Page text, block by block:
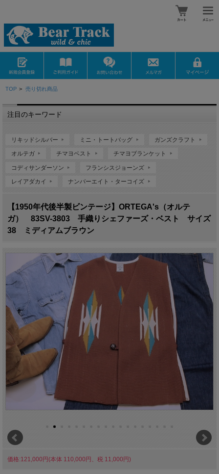
TOP > 売り切れ商品
注目のキーワード
リキッドシルバー ミニ・トートバッグ ガンズクラフト
オルテガ チマヨベスト チマヨブランケット
コディサンダーソン フランシスジョーンズ
レイアダカイ ナンバーエイト・ターコイズ
【1950年代後半製ビンテージ】ORTEGA's（オルテ
ガ） 83SV-3803 手織りシェファーズ・ベスト サイズ
38 ミディアムブラウン
価格:121,000円(本体 110,000円、税 11,000円)